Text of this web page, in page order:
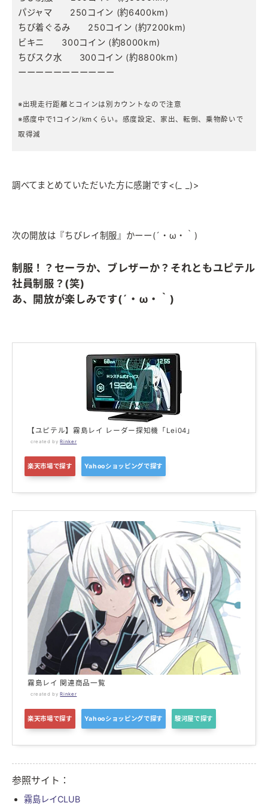
パジャマ 250コイン (約6400km)
ちび着ぐるみ 250コイン (約7200km)
ビキニ 300コイン (約8000km)
ちびスク水 300コイン (約8800km)
ーーーーーーーーーーー
※出現走行距離とコインは別カウントなので注意
※感度中で1コイン/kmくらい。感度設定、家出、転倒、乗物酔いで
取得減
調べてまとめていただいた方に感謝です<(_ _)>
次の開放は『ちびレイ制服』かーー(´・ω・｀)
制服！？セーラか、ブレザーか？それともユピテル
社員制服？(笑)
あ、開放が楽しみです(´・ω・｀)
【ユピテル】霧島レイ レーダー探知機「Lei04」
created byRinker
楽天市場で探す Yahooショッピングで探す
霧島レイ 関連商品一覧
created byRinker
楽天市場で探す Yahooショッピングで探す 駿河屋で探す
参照サイト：
霧島レイCLUB